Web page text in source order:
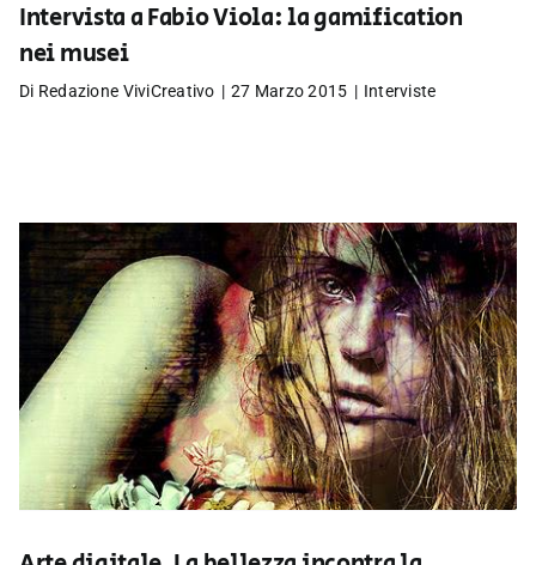
Intervista a Fabio Viola: la gamification
nei musei
Di Redazione ViviCreativo | 27 Marzo 2015 | Interviste